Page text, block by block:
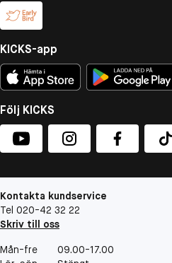
KICKS-app
Följ KICKS
Kontakta kundservice
Tel 020-42 32 22
Skriv till oss
Mån-fre
09.00-17.00